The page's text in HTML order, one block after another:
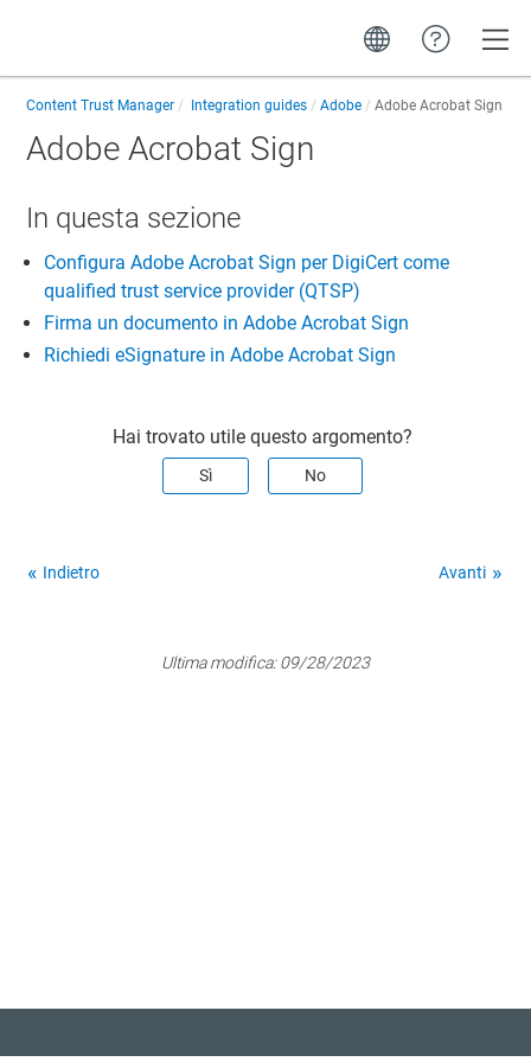
Content Trust Manager Integration guides Adobe Adobe Acrobat Sign
Adobe Acrobat Sign
In questa sezione
Configura Adobe Acrobat Sign per DigiCert come
qualified trust service provider (QTSP)
Firma un documento in Adobe Acrobat Sign
Richiedi eSignature in Adobe Acrobat Sign
Hai trovato utile questo argomento?
Sì No
Indietro Avanti
Ultima modifica:09/28/2023